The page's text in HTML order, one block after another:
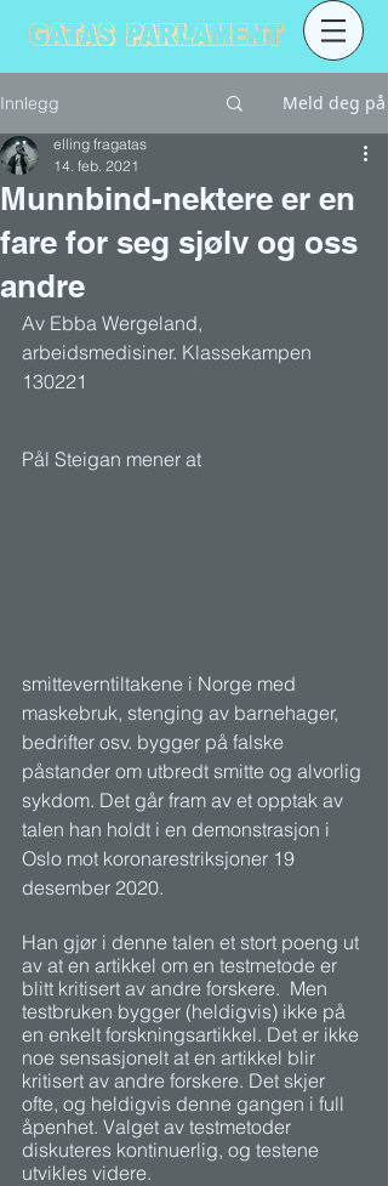
Innlegg Meld deg på
Munnbind-nektere er en
fare for seg sjølv og oss
andre
elling fragatas
14. feb. 2021
Av Ebba Wergeland,
arbeidsmedisiner. Klassekampen
130221
Pål Steigan mener at
smitteverntiltakene i Norge med
maskebruk, stenging av barnehager,
bedrifter osv. bygger på falske
påstander om utbredt smitte og alvorlig
sykdom. Det går fram av et opptak av
talen han holdt i en demonstrasjon i
Oslo mot koronarestriksjoner 19
desember 2020.
Han gjør i denne talen et stort poeng ut
av at en artikkel om en testmetode er
blitt kritisert av andre forskere.  Men
testbruken bygger (heldigvis) ikke på
en enkelt forskningsartikkel. Det er ikke
noe sensasjonelt at en artikkel blir
kritisert av andre forskere. Det skjer
ofte, og heldigvis denne gangen i full
åpenhet. Valget av testmetoder
diskuteres kontinuerlig, og testene
utvikles videre.